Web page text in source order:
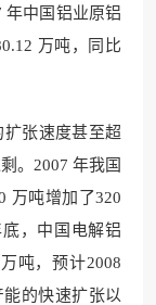
年中国铝业原铝
万吨，同比
张速度甚至超
。2007 年我国
万吨增加了320
，中国电解铝
吨，预计2008
的快速扩张以